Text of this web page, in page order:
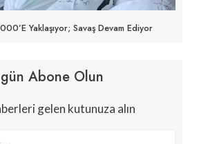
Yaklaşıyor; Savaş Devam Ediyor
Abone Olun
gelen kutunuza alın